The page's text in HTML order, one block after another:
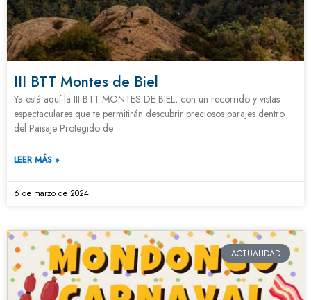
III BTT Montes de Biel
Ya está aquí la III BTT MONTES DE BIEL, con un recorrido y vistas
espectaculares que te permitirán descubrir preciosos parajes dentro
del Paisaje Protegido de
LEER MÁS »
6 de marzo de 2024
ACTUALIDAD